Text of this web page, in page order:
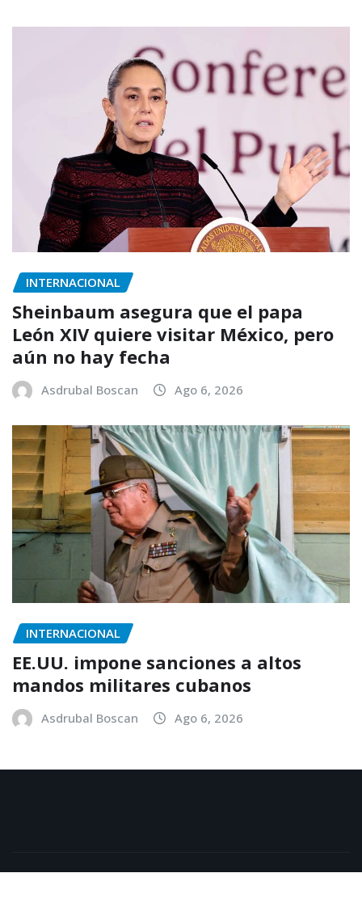
INTERNACIONAL
Sheinbaum asegura que el papa
León XIV quiere visitar México, pero
aún no hay fecha
Asdrubal Boscan Ago 6, 2026
INTERNACIONAL
EE.UU. impone sanciones a altos
mandos militares cubanos
Asdrubal Boscan Ago 6, 2026